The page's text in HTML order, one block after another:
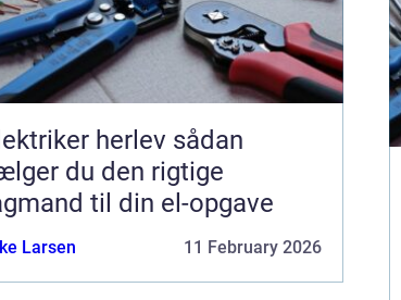
herlev sådan
du den rigtige
til din el-opgave
Larsen 11 February 2026